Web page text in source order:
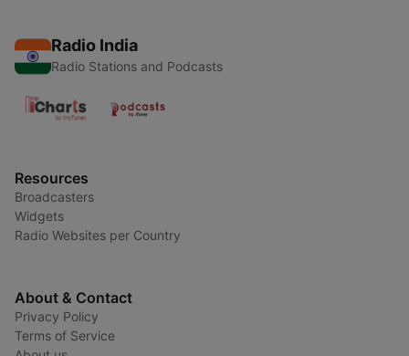
Radio India
Radio Stations and Podcasts
Resources
Broadcasters
Widgets
Radio Websites per Country
About & Contact
Privacy Policy
Terms of Service